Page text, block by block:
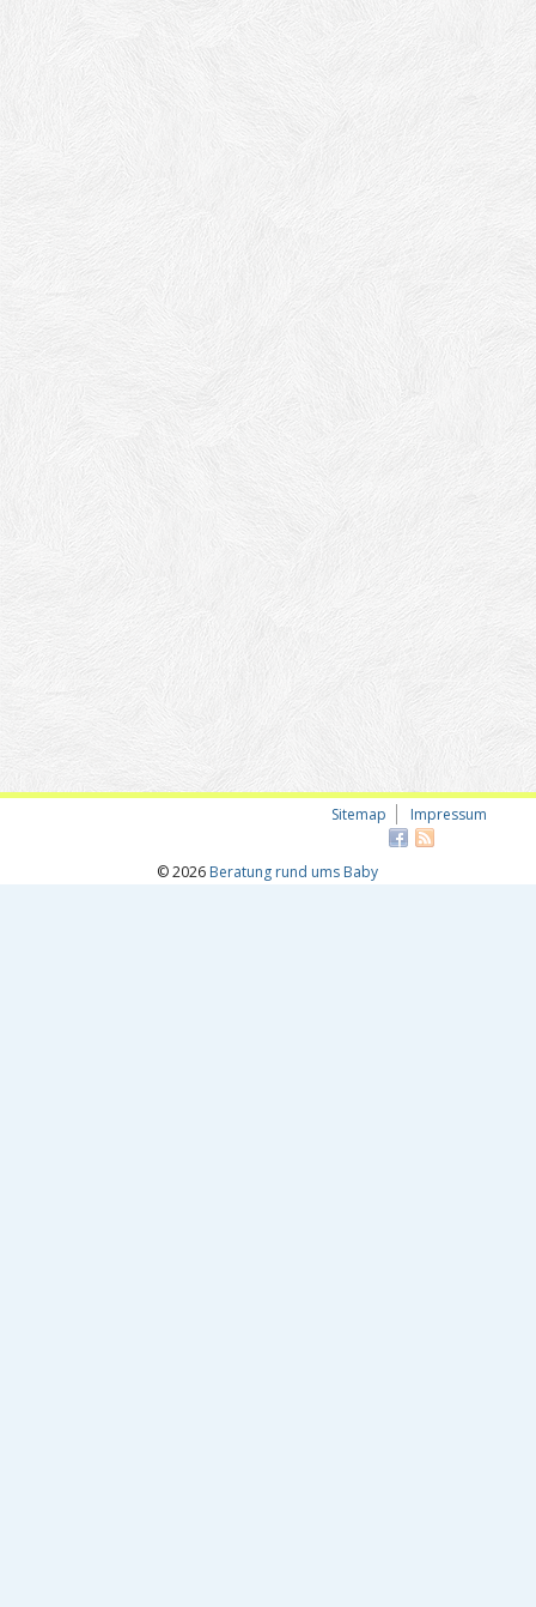
Sitemap Impressum
© 2026 Beratung rund ums Baby